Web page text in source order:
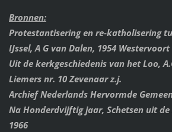
Bronnen:
Protestantisering en re-katholisering
IJssel, A G van Dalen, 1954 Westervoort
Uit de kerkgeschiedenis van het Loo,
Liemers nr. 10 Zevenaar z.j.
Archief Nederlands Hervormde
Na Honderdvijftig jaar, Schetsen uit de
1966